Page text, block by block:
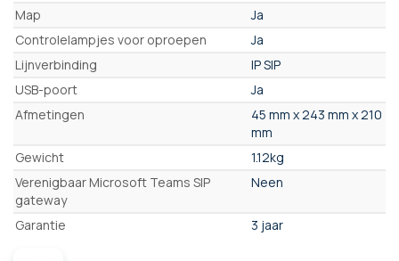
Map
Ja
Controlelampjes voor oproepen
Ja
Lijnverbinding
IP SIP
USB-poort
Ja
Afmetingen
45 mm x 243 mm x 210
mm
Gewicht
1.12kg
Verenigbaar Microsoft Teams SIP
gateway
Neen
Garantie 3 jaar